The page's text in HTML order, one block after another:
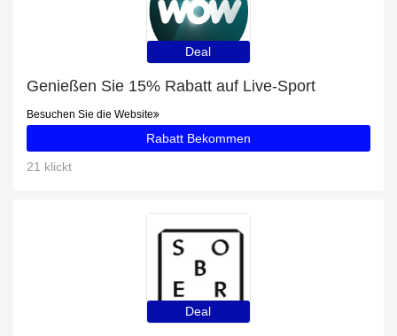
Deal
Genießen Sie 15% Rabatt auf Live-Sport
Besuchen Sie die Website
Rabatt Bekommen
21 klickt
Deal